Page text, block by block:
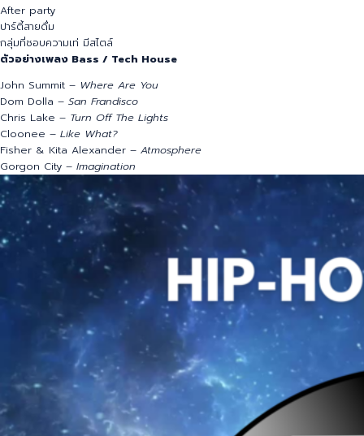
จังหวะไม่กระโดดแรง แต่โยกได้ต่อเนื่อง
เหมาะกับพูลปาร์ตี้ผู้ใหญ่ เปิดยาวๆ ได้ทั้งคืน
เหมาะกับ
After party
ปาร์ตี้สายดื่ม
กลุ่มที่ชอบความเท่ มีสไตล์
ตัวอย่างเพลง Bass / Tech House
John Summit –Where Are You
Dom Dolla –San Frandisco
Chris Lake –
Turn Off The Lights
Cloonee –
Like What?
Fisher & Kita Alexander – Atmosphere
Gorgon City – Imagination